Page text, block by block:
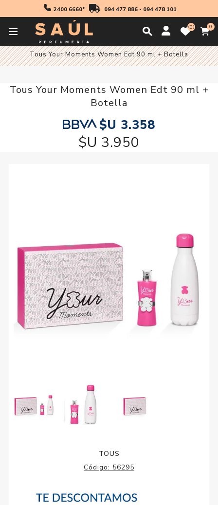
2400 6660* 094 477 886- 094 478 101
0 0
Fragancias
Tous Your Moments Women Edt 90 ml + Botella
Tous Your Moments Women Edt 90 ml +
Botella
$U 3.358
$U 3.950
TOUS
Código: 56295